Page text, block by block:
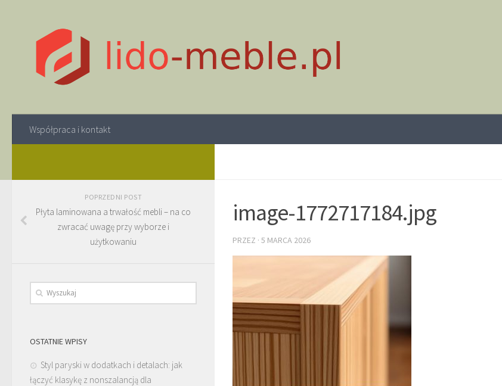
Współpraca i kontakt
image-1772717184.jpg
PRZEZ · 5 MARCA 2026
POPRZEDNI POST
Płyta laminowana a trwałość mebli – na co
zwracać uwagę przy wyborze i
użytkowaniu
OSTATNIE WPISY
Styl paryski w dodatkach i detalach: jak
łączyć klasykę z nonszalancją dla